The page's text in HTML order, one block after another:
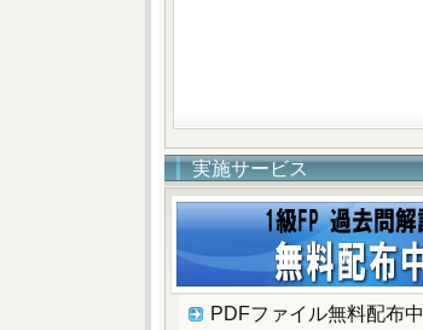
実施サービス
PDFファイル無料配布中